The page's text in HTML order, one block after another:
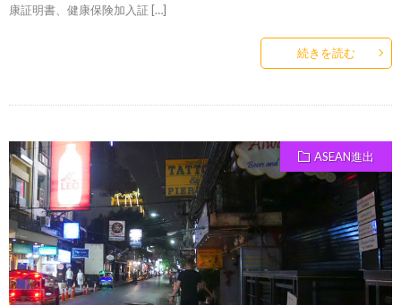
康証明書、健康保険加入証 […]
続きを読む
ASEAN進出